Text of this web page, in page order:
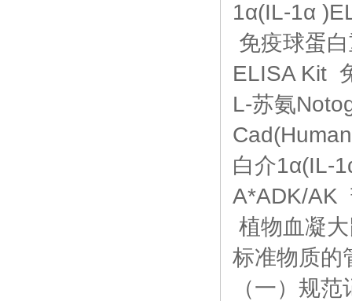
1α(IL-1α
免疫球蛋
ELISA Kit
L-苏氨
白介1α(IL-
A*ADK/AK
植物血凝
标准物质的
（一）规